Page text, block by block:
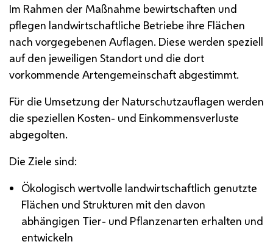
Im Rahmen der Maßnahme bewirtschaften und
pflegen landwirtschaftliche Betriebe ihre Flächen
nach vorgegebenen Auflagen. Diese werden speziell
auf den jeweiligen Standort und die dort
vorkommende Artengemeinschaft abgestimmt.
Für die Umsetzung der Naturschutzauflagen werden
die speziellen Kosten- und Einkommensverluste
abgegolten.
Die Ziele sind:
Ökologisch wertvolle landwirtschaftlich genutzte
Flächen und Strukturen mit den davon
abhängigen Tier- und Pflanzenarten erhalten und
entwickeln